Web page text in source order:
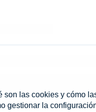
las cookies y cómo
gestionar la